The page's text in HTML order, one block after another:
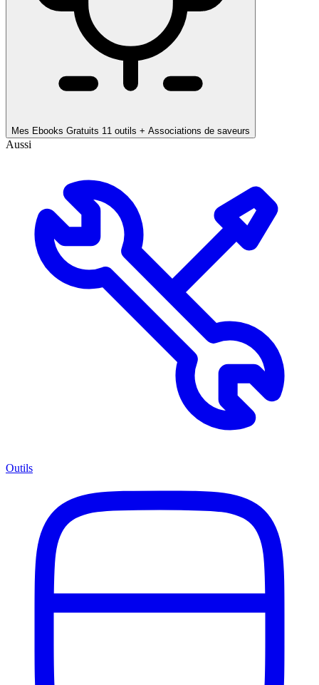
Mes Ebooks Gratuits 11 outils + Associations de saveurs
Aussi
Outils